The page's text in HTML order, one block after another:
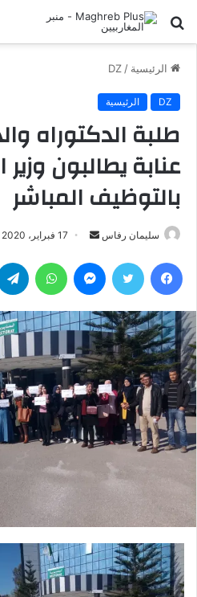
بحث
عن
الرئيسية /
DZ
DZ الرئيسية
طلبة الدكتوراه
عنابة يطالبون وزير
بالتوظيف المباشر
سليمان رفاس
س
ل
ب
ر
ي
د
ا
إ
ك
ن
ا
17 فبراير، 2020